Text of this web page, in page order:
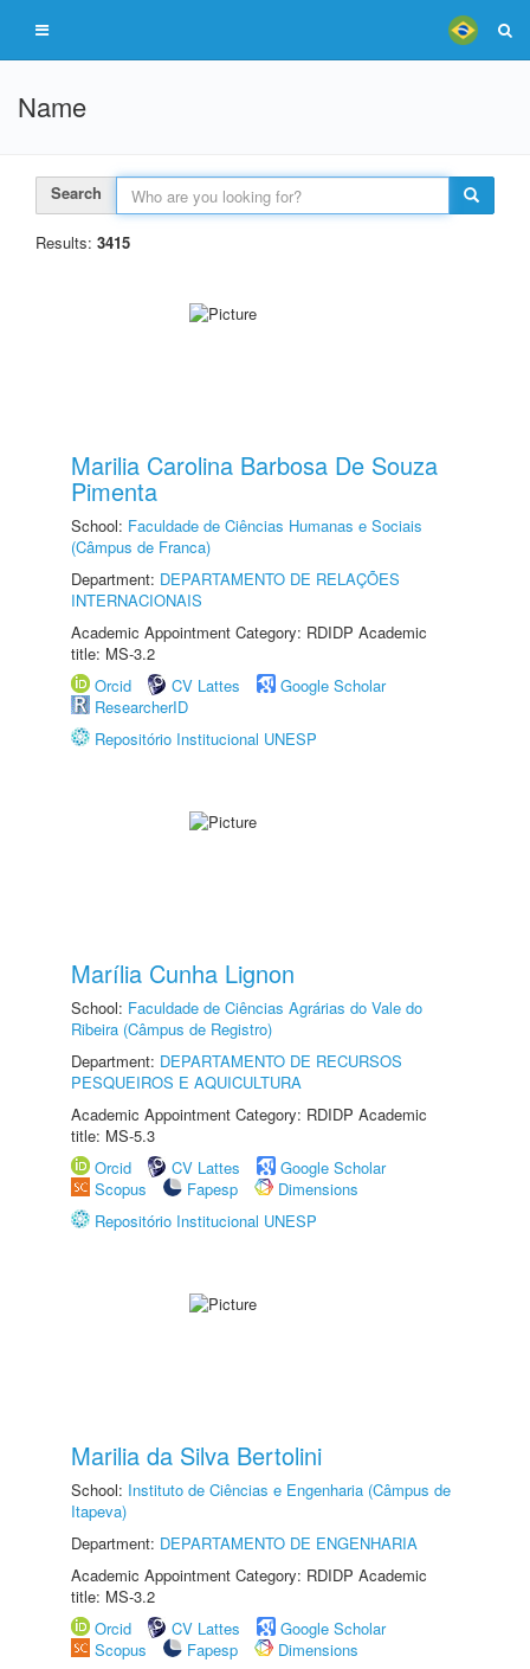
Name
Search
Results: 3415
Marilia Carolina Barbosa De Souza
Pimenta
School: Faculdade de Ciências Humanas e Sociais
(Câmpus de Franca)
Department: DEPARTAMENTO DE RELAÇÕES
INTERNACIONAIS
Academic Appointment Category: RDIDP Academic
title: MS-3.2
Orcid
CV Lattes
Google Scholar
ResearcherID
Repositório Institucional UNESP
Marília Cunha Lignon
School: Faculdade de Ciências Agrárias do Vale do
Ribeira (Câmpus de Registro)
Department: DEPARTAMENTO DE RECURSOS
PESQUEIROS E AQUICULTURA
Academic Appointment Category: RDIDP Academic
title: MS-5.3
Orcid
CV Lattes
Google Scholar
Scopus
Fapesp
Dimensions
Repositório Institucional UNESP
Marilia da Silva Bertolini
School: Instituto de Ciências e Engenharia (Câmpus de
Itapeva)
Department: DEPARTAMENTO DE ENGENHARIA
Academic Appointment Category: RDIDP Academic
title: MS-3.2
Orcid
CV Lattes
Google Scholar
Scopus
Fapesp
Dimensions